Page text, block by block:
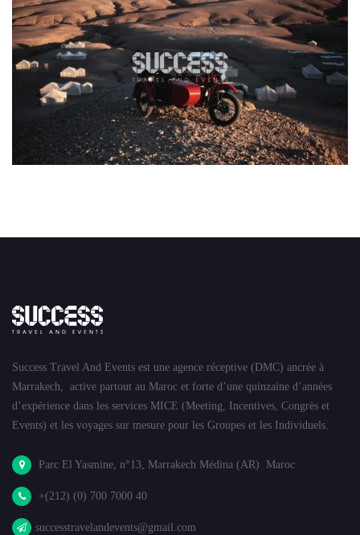
EXPÉRIENCE SIDECAR AU DÉSERT
D’AGAFAY
Le désert d'Agafay
Success Travel And Events est une agence réceptive (DMC) ancrée à
Marrakech, active partout au Maroc et forte d’une quinzaine d’années
d’expérience dans les services MICE (Meeting, Incentives, Congrès et
Events) et les voyages sur mesure pour les Groupes et les Individuels.
Parc El Yasmine, n°13, Marrakech Médina (AR) Maroc
+(212) (0) 700 7000 40
successtravelandevents@gmail.com